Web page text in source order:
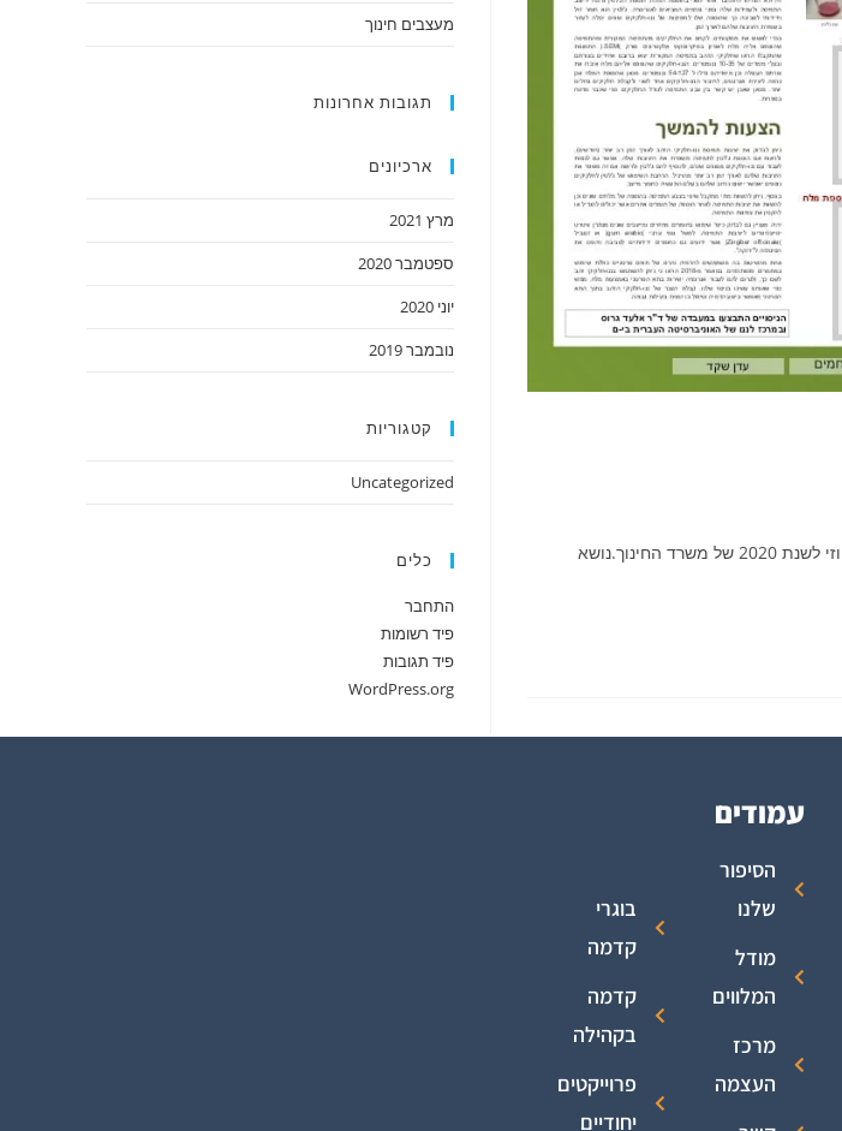
יריד החקר במדעים 2020– כיתה ט' שלוש תלמידות מכיתה ט' זכו במקום הראשון ביריד החקר המחוזי לשנת 2020 של משרד החינוך.נושא
מעצבים חינוך
תגובות אחרונות
ארכיונים
מרץ 2021
ספטמבר 2020
יוני 2020
נובמבר 2019
קטגוריות
Uncategorized
כלים
התחבר
פיד רשומות
פיד תגובות
WordPress.org
עמודים
הסיפור
שלנו
מודל
המלווים
מרכז
העצמה
בוגרי
קדמה
קדמה
בקהילה
פרוייקטים
יחודיים